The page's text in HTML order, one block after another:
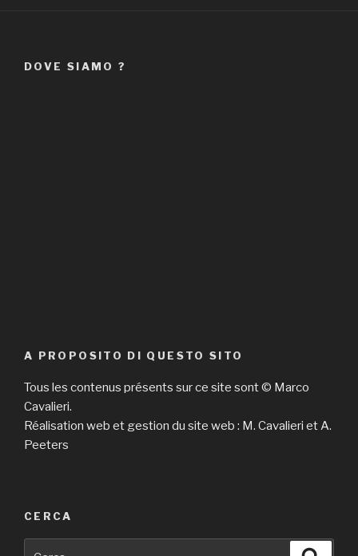
DOVE SIAMO ?
A PROPOSITO DI QUESTO SITO
Tous les contenus présents sur ce site sont © Marco
Cavalieri.
Réalisation web et gestion du site web : M. Cavalieri et A.
Peeters
CERCA